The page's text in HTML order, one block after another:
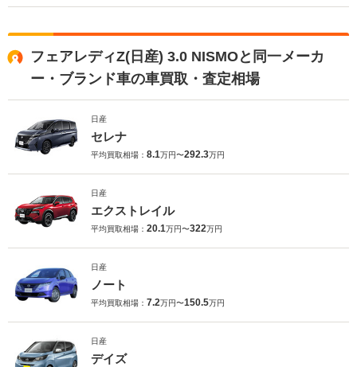
フェアレディZ(日産) 3.0 NISMOと同一メーカ
ー・ブランド車の車買取・査定相場
日産
セレナ
平均買取相場： 8.1万円〜292.3万円
日産
エクストレイル
平均買取相場： 20.1万円〜322万円
日産
ノート
平均買取相場： 7.2万円〜150.5万円
日産
デイズ